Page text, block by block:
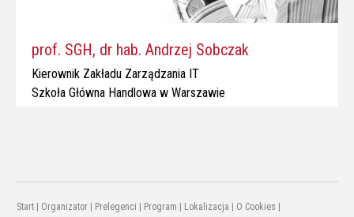
prof. SGH, dr hab. Andrzej Sobczak
Kierownik Zakładu Zarządzania IT
Szkoła Główna Handlowa w Warszawie
Start Organizator Prelegenci Program Lokalizacja O Cookies